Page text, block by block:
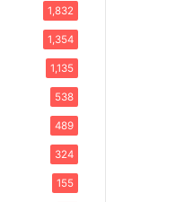
1,832
1,354
1,135
538
489
324
155